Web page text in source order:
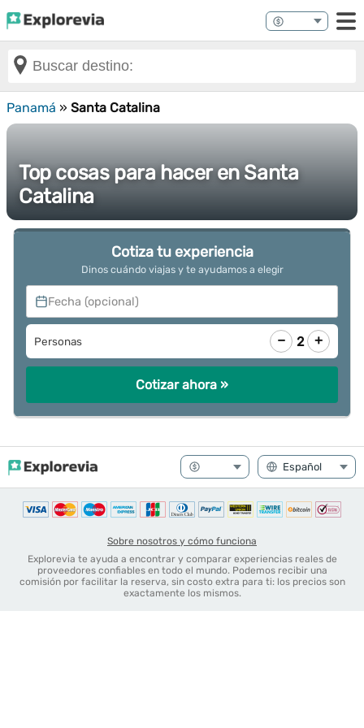
Panamá » Santa Catalina
Top cosas para hacer en Santa
Catalina
Cotiza tu experiencia
Dinos cuándo viajas y te ayudamos a elegir
Fecha (opcional)
Personas − 2 +
Cotizar ahora »
Sobre nosotros y cómo funciona
Explorevia te ayuda a encontrar y comparar experiencias reales de
proveedores confiables en todo el mundo. Podemos recibir una
comisión por facilitar la reserva, sin costo extra para ti: los precios son
exactamente los mismos.